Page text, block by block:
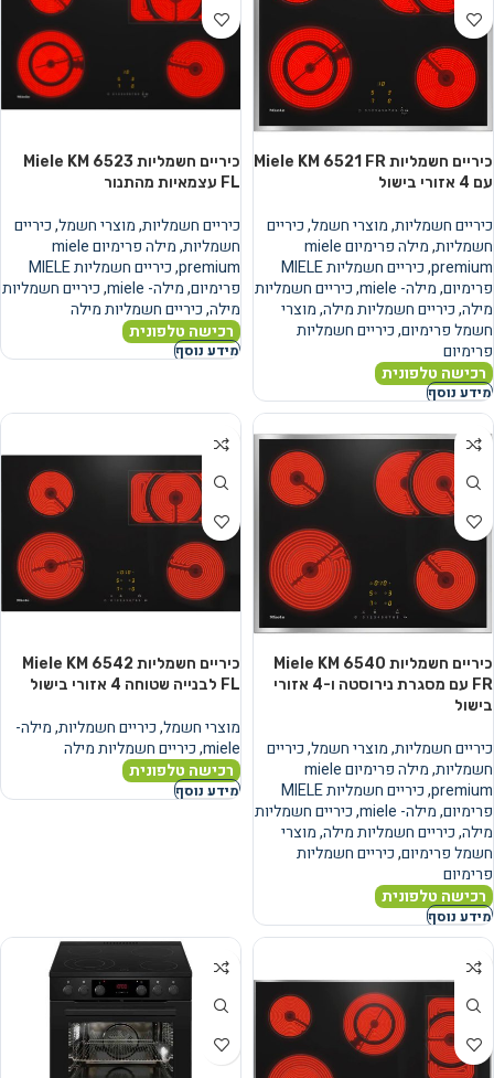
כיריים חשמליות Miele KM 6521 FR
עם 4 אזורי בישול
כיריים חשמליות,מוצרי חשמל,כיריים
חשמליות,
מילה פרימיום miele
premium
,
כיריים חשמליות MIELE
פרימיום,מילה- miele ,כיריים חשמליות
מילה,כיריים חשמליות מילה,מוצרי
חשמל פרימיום,כיריים חשמליות
פרימיום
רכישה טלפונית
מידע נוסף
כיריים חשמליות Miele KM 6523
FL עצמאיות מהתנור
כיריים חשמליות,מוצרי חשמל,כיריים
חשמליות,
מילה פרימיום miele
premium
,
כיריים חשמליות MIELE
פרימיום,מילה- miele ,כיריים חשמליות
מילה,כיריים חשמליות מילה
רכישה טלפונית
מידע נוסף
כיריים חשמליות Miele KM 6540
FR עם מסגרת נירוסטה ו-4 אזורי
בישול
כיריים חשמליות,מוצרי חשמל,כיריים
חשמליות,
מילה פרימיום miele
premium
,
כיריים חשמליות MIELE
פרימיום,מילה- miele ,כיריים חשמליות
מילה,כיריים חשמליות מילה,מוצרי
חשמל פרימיום,כיריים חשמליות
פרימיום
רכישה טלפונית
מידע נוסף
כיריים חשמליות Miele KM 6542
FL לבנייה שטוחה 4 אזורי בישול
מוצרי חשמל,כיריים חשמליות,מילה-
miele
,כיריים חשמליות מילה
רכישה טלפונית
מידע נוסף